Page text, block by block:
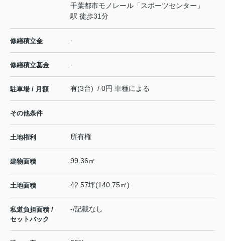
千葉都市モノレール 「 スポーツセンター 」
駅 徒歩31分
修繕積立金 -
修繕積立基金 -
駐車場 / 月額 有(3台) / 0円 車種による
その他条件
土地権利 所有権
建物面積 99.36㎡
土地面積 42.57坪(140.75㎡)
私道負担面積 /
セットバック
-/記載なし